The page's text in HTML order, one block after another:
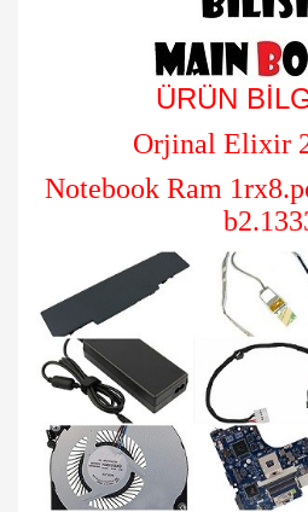
ÜRÜN
Orjinal Elixir
Notebook Ram